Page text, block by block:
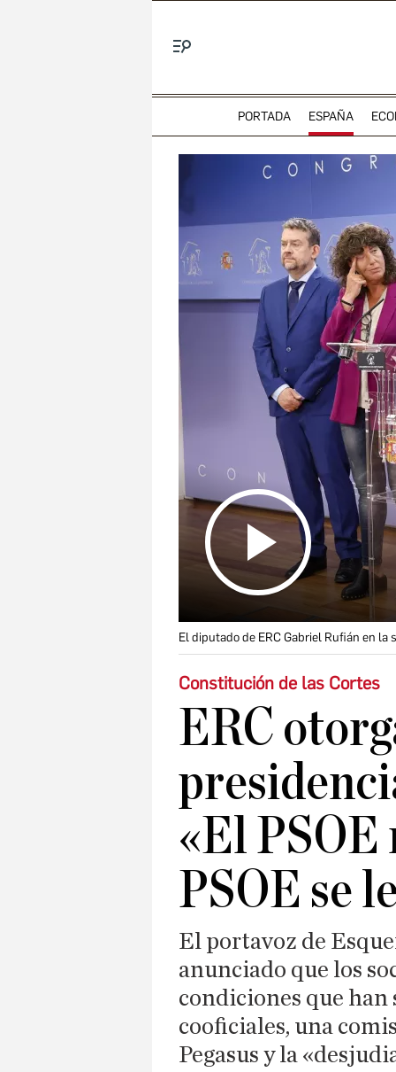
PORTADA ESPAÑA
El diputado de ERC Gabriel Rufián en la
Constitución de las Cortes
ERC
«El PSOE
PSOE se
El portavoz de
anunciado que los
condiciones que han
cooficiales, una
Pegasus y la